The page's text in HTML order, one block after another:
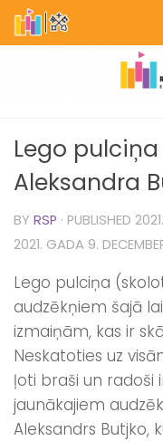
Skip to content
Lego
Aleksandra
BY RSP · PUBLISHED
2021. GADA 9.
Lego pulciņa
audzēkņiem šajā
izmaiņām, kas ir
Neskatoties uz
ļoti braši un radoši
jaunākajiem
Aleksandrs Butjko,